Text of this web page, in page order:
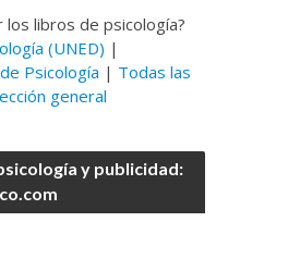
los libros de psicología?
(UNED) |
Psicología | Todas las
general
y publicidad: